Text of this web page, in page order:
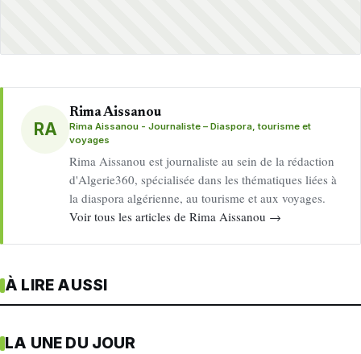
RA
Rima Aissanou
Rima Aissanou - Journaliste – Diaspora, tourisme et
voyages
Rima Aissanou est journaliste au sein de la rédaction
d'Algerie360, spécialisée dans les thématiques liées à
la diaspora algérienne, au tourisme et aux voyages.
Voir tous les articles de Rima Aissanou →
À LIRE AUSSI
LA UNE DU JOUR